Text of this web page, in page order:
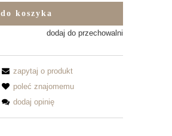
do koszyka
dodaj do przechowalni
zapytaj o produkt
poleć znajomemu
dodaj opinię